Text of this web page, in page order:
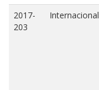
2017-
203
Internacional